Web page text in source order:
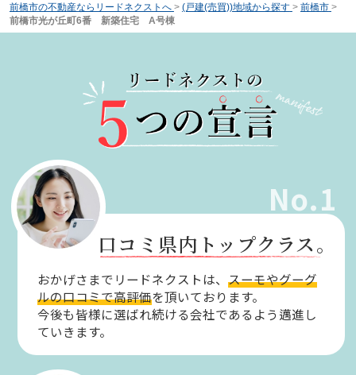
前橋市の不動産ならリードネクストへ > (戸建(売買))地域から探す > 前橋市 >
前橋市光が丘町6番 新築住宅 A号棟
No.1
口コミ県内トップクラス。
おかげさまでリードネクストは、スーモやグーグ
ルの口コミで高評価を頂いております。
今後も皆様に選ばれ続ける会社であるよう邁進し
ていきます。